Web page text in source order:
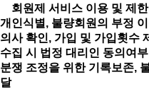
회원제 서비스 이용 및 제
개인식별, 불량회원의 부정
의사 확인, 가입 및 가입횟수
수집 시 법정 대리인 동의여
분쟁 조정을 위한 기록보존,
달